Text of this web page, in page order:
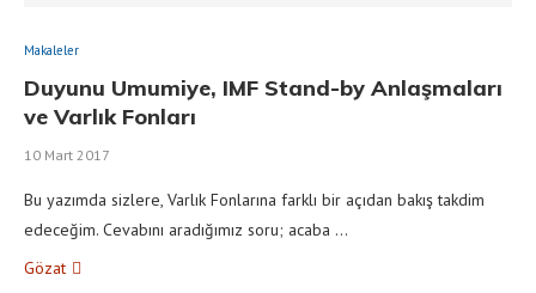
Makaleler
Duyunu Umumiye, IMF Stand-by Anlaşmaları
ve Varlık Fonları
10 Mart 2017
Bu yazımda sizlere, Varlık Fonlarına farklı bir açıdan bakış takdim
edeceğim. Cevabını aradığımız soru; acaba …
Gözat